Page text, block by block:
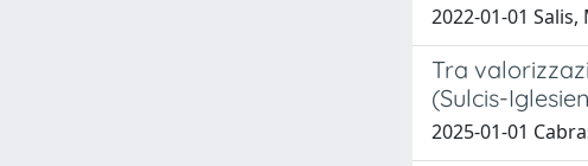
2022-01-01
Tra
(Sulcis-
2025-01-01